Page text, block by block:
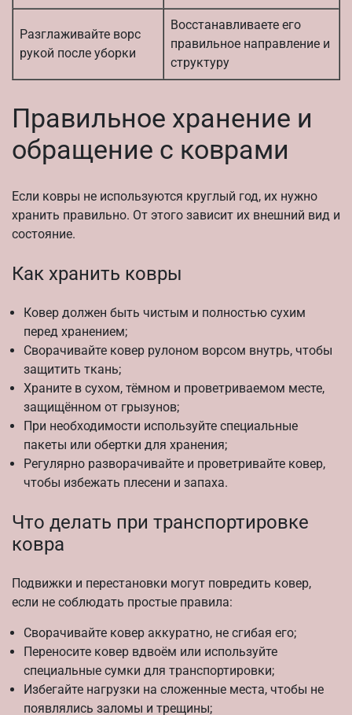
Разглаживайте ворс
рукой после уборки
Восстанавливаете его
правильное направление и
структуру
Правильное хранение и
обращение с коврами
Если ковры не используются круглый год, их нужно
хранить правильно. От этого зависит их внешний вид и
состояние.
Как хранить ковры
Ковер должен быть чистым и полностью сухим
перед хранением;
Сворачивайте ковер рулоном ворсом внутрь, чтобы
защитить ткань;
Храните в сухом, тёмном и проветриваемом месте,
защищённом от грызунов;
При необходимости используйте специальные
пакеты или обертки для хранения;
Регулярно разворачивайте и проветривайте ковер,
чтобы избежать плесени и запаха.
Что делать при транспортировке
ковра
Подвижки и перестановки могут повредить ковер,
если не соблюдать простые правила:
Сворачивайте ковер аккуратно, не сгибая его;
Переносите ковер вдвоём или используйте
специальные сумки для транспортировки;
Избегайте нагрузки на сложенные места, чтобы не
появлялись заломы и трещины;